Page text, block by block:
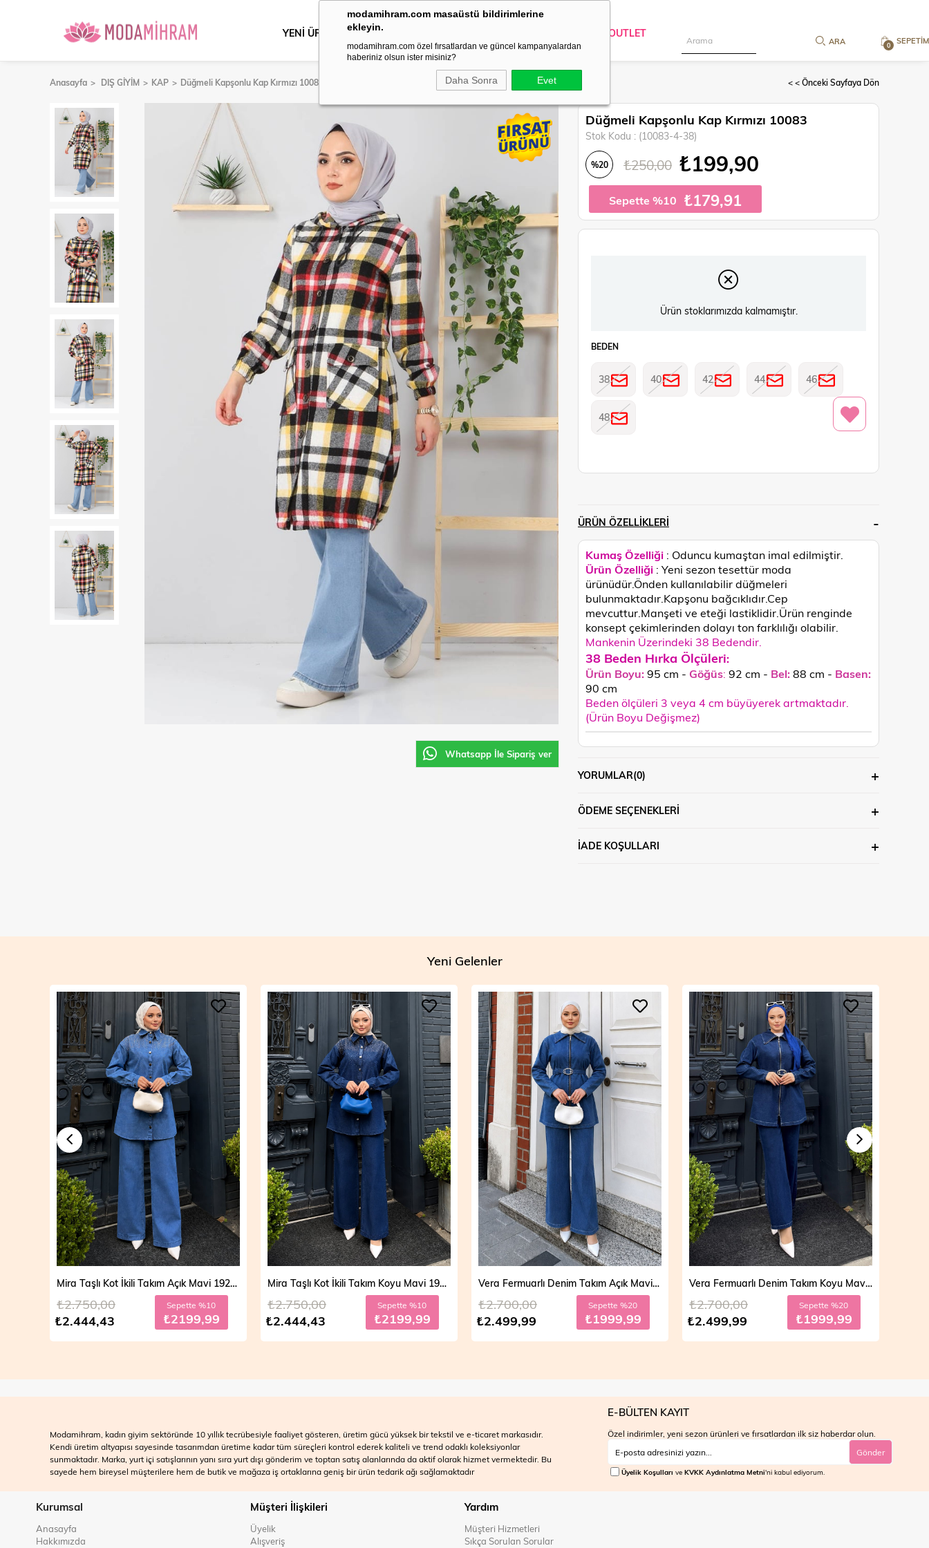
modamihram.com masaüstü bildirimlerine
ekleyin.
modamihram.com özel fırsatlardan ve güncel kampanyalardan
haberiniz olsun ister misiniz?
Daha Sonra Evet
SEPETIM
0
YENİ ÜRÜNLER DIŞ GİYİM OUTLET
Anasayfa DIŞ GİYİM KAP Düğmeli Kapşonlu Kap Kırmızı 10083 < < Önceki Sayfaya Dön
Whatsapp İle Sipariş ver
Düğmeli Kapşonlu Kap Kırmızı 10083
Stok Kodu (10083-4-38)
%20 ₺250,00 ₺199,90
Sepette %10 ₺179,91
Ürün stoklarımızda kalmamıştır.
BEDEN
38 40 42 44 46
48
ÜRÜN ÖZELLIKLERI
Kumaş Özelliği : Oduncu kumaştan imal edilmiştir.
Ürün Özelliği : Yeni sezon tesettür moda
ürünüdür.Önden kullanılabilir düğmeleri
bulunmaktadır.Kapşonu bağcıklıdır.Cep
mevcuttur.Manşeti ve eteği lastiklidir. Ürün renginde
konsept çekimlerinden dolayı ton farklılığı olabilir.
Mankenin Üzerindeki 38 Bedendir.
38 Beden Hırka Ölçüleri:
Ürün Boyu:95 cm - Göğüs: 92 cm - Bel:88 cm - Basen:
90 cm
Beden ölçüleri 3 veya 4 cm büyüyerek artmaktadır.
(Ürün Boyu Değişmez)
YORUMLAR(0)
ÖDEME SEÇENEKLERI
İADE KOŞULLARI
Yeni Gelenler
Mira Taşlı Kot İkili Takım Açık Mavi 19286
₺2.444,43
₺2.750,00 Sepette %10
₺2199,99
Mira Taşlı Kot İkili Takım Koyu Mavi 19286
₺2.444,43
₺2.750,00 Sepette %10
₺2199,99
Vera Fermuarlı Denim Takım Açık Mavi 19298
₺2.499,99
₺2.700,00 Sepette %20
₺1999,99
Vera Fermuarlı Denim Takım Koyu Mavi 19298
₺2.499,99
₺2.700,00 Sepette %20
₺1999,99
Modamihram, kadın giyim sektöründe 10 yıllık tecrübesiyle faaliyet gösteren, üretim gücü yüksek bir tekstil ve e-ticaret markasıdır.
Kendi üretim altyapısı sayesinde tasarımdan üretime kadar tüm süreçleri kontrol ederek kaliteli ve trend odaklı koleksiyonlar
sunmaktadır. Marka, yurt içi satışlarının yanı sıra yurt dışı gönderim ve toptan satış alanlarında da aktif olarak hizmet vermektedir. Bu
sayede hem bireysel müşterilere hem de butik ve mağaza iş ortaklarına geniş bir ürün tedarik ağı sağlamaktadır
E-BÜLTEN KAYIT
Özel indirimler, yeni sezon ürünleri ve fırsatlardan ilk siz haberdar olun.
Gönder
Üyelik Koşulları ve KVKK Aydınlatma Metni'ni kabul ediyorum.
Kurumsal
Anasayfa
Hakkımızda
Müşteri İlişkileri
Üyelik
Alışveriş
Yardım
Müşteri Hizmetleri
Sıkça Sorulan Sorular